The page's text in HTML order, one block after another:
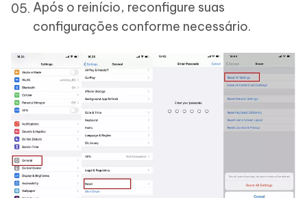
Após o reinício, reconfigure suas
configurações conforme necessário.